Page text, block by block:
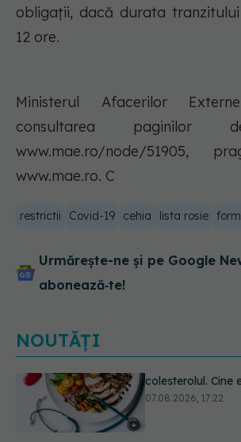
obligaţii, dacă durata
12 ore.
Ministerul Afacerilor
consultarea paginilor
www.mae.ro/node/51905,
www.mae.ro. C
restrictii Covid-19 cehia lista rosie
Urmărește-ne și pe Google
abonează‑te!
NOUTĂȚI
PNRR: 174 de